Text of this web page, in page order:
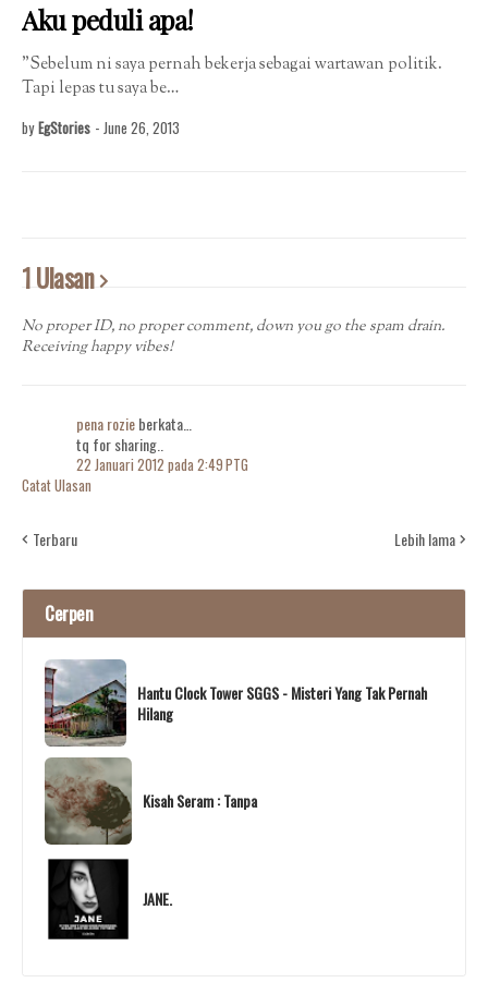
Aku peduli apa!
"Sebelum ni saya pernah bekerja sebagai wartawan politik.
Tapi lepas tu saya be…
by EgStories - June 26, 2013
1 Ulasan
No proper ID, no proper comment, down you go the spam drain.
Receiving happy vibes!
pena rozieberkata…
tq for sharing..
22 Januari 2012 pada 2:49 PTG
Catat Ulasan
Terbaru Lebih lama
Cerpen
Hantu Clock Tower SGGS - Misteri Yang Tak Pernah
Hilang
Kisah Seram : Tanpa
JANE.